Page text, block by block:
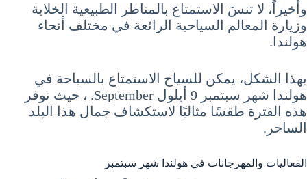
وأخيراً، لا تنسَ الاستمتاع بالمناظر الطبيعية الخلابة
وزيارة المعالم السياحية الرائعة في مختلف أنحاء
هولندا.
بهذا الشكل، يمكن للسياح الاستمتاع بالسياحة في
هولندا شهر سبتمبر 9 أيلول September. ، حيث توفر
هذه الفترة طقسًا مثاليًا لاستكشاف جمال هذا البلد
الساحر.
الفعاليات والمهرجانات في هولندا شهر سبتمبر